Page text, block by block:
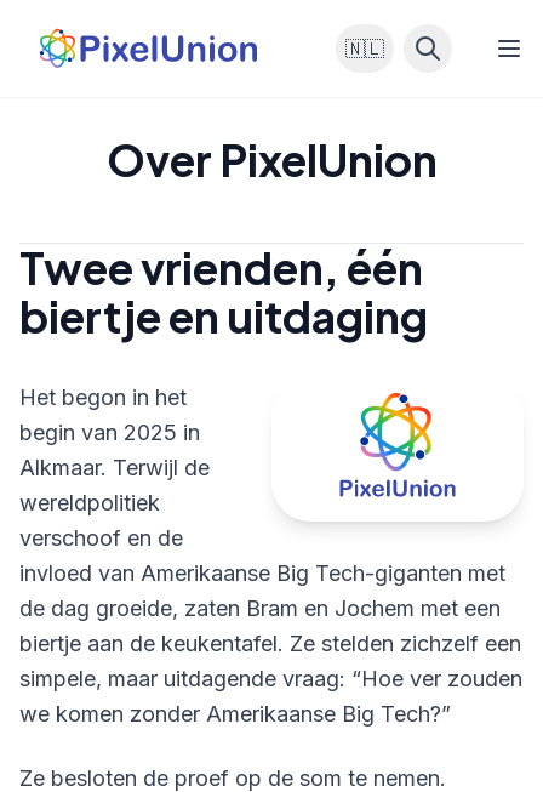
🇳🇱
Over PixelUnion
Twee vrienden, één
biertje en uitdaging
Het begon in het
begin van 2025 in
Alkmaar. Terwijl de
wereldpolitiek
verschoof en de
invloed van Amerikaanse Big Tech-giganten met
de dag groeide, zaten Bram en Jochem met een
biertje aan de keukentafel. Ze stelden zichzelf een
simpele, maar uitdagende vraag: “Hoe ver zouden
we komen zonder Amerikaanse Big Tech?”
Ze besloten de proef op de som te nemen.